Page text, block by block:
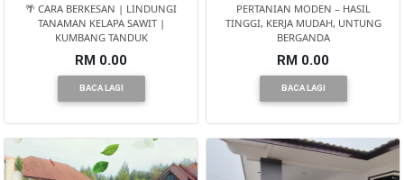
🌴 CARA BERKESAN | LINDUNGI
TANAMAN KELAPA SAWIT |
KUMBANG TANDUK
RM 0.00
BACA LAGI
PERTANIAN MODEN – HASIL
TINGGI, KERJA MUDAH, UNTUNG
BERGANDA
RM 0.00
BACA LAGI